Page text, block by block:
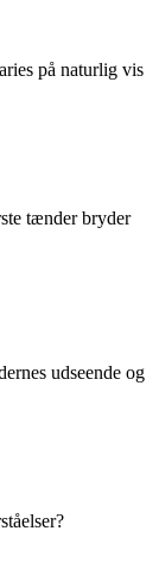
på naturlig vis
tænder bryder
udseende og